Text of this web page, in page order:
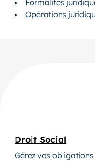
Formalités
Opérations
Droit Social
Gérez vos